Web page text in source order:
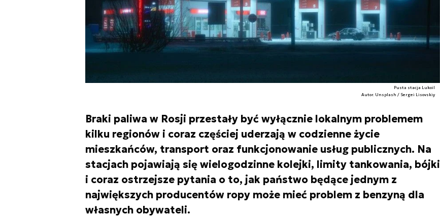
Pusta stacja Lukoil
Autor. Unsplash / Sergei Lisovskiy
Braki paliwa w Rosji przestały być wyłącznie lokalnym problemem
kilku regionów i coraz częściej uderzają w codzienne życie
mieszkańców, transport oraz funkcjonowanie usług publicznych. Na
stacjach pojawiają się wielogodzinne kolejki, limity tankowania, bójki
i coraz ostrzejsze pytania o to, jak państwo będące jednym z
największych producentów ropy może mieć problem z benzyną dla
własnych obywateli.